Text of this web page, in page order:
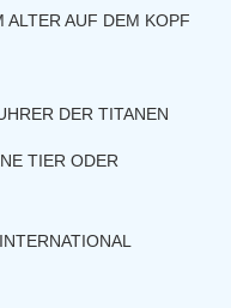
ALTER AUF DEM KOPF
DER TITANEN
TIER ODER